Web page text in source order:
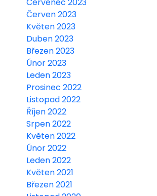
Červen 2023
Květen 2023
Duben 2023
Březen 2023
Únor 2023
Leden 2023
Prosinec 2022
Listopad 2022
Říjen 2022
Srpen 2022
Květen 2022
Únor 2022
Leden 2022
Květen 2021
Březen 2021